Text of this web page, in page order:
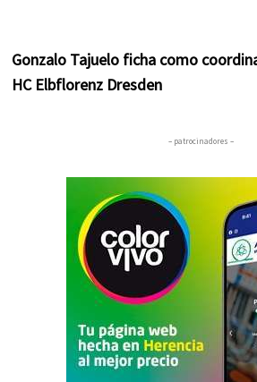
Gonzalo Tajuelo ficha como
HC Elbflorenz Dresden
– patrocinadores –